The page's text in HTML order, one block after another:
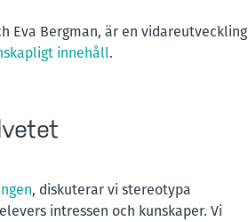
Eva Bergman, är en vidareutveckling
innehåll.
, diskuterar vi stereotypa
intressen och kunskaper. Vi